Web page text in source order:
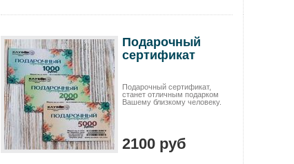
Подарочный
сертификат
Подарочный сертификат,
станет отличным подарком
Вашему близкому человеку.
2100 руб